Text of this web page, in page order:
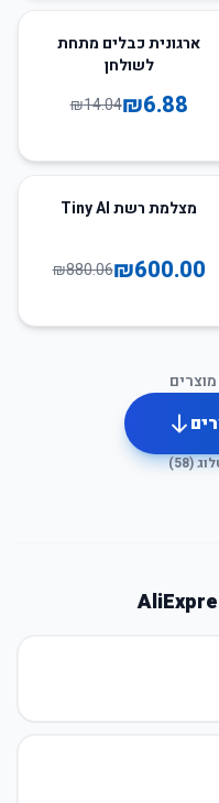
51ארגונית כבלים מתחת
לשולחן
₪6.88
₪14.04
מצלמת רשת Tiny AI
₪600.00
₪880.06
מוצרים
(
58
)